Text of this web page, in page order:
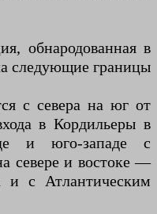
обнародованная в
следующие границы
с севера на юг от
в Кордильеры в
и юго-западе с
севере и востоке —
с Атлантическим